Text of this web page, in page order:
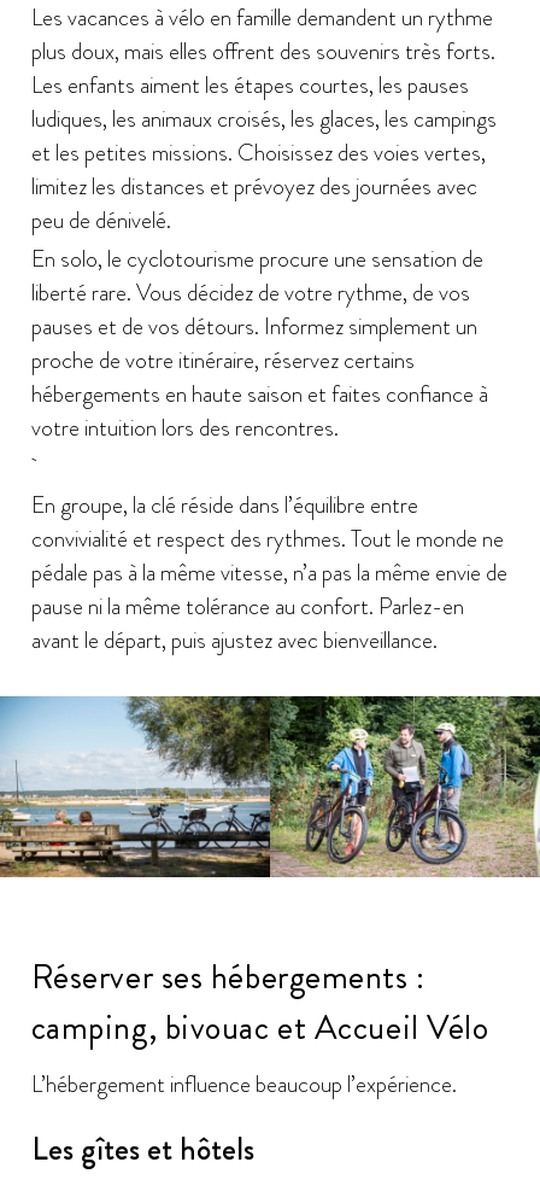
Les vacances à vélo en famille demandent un rythme
plus doux, mais elles offrent des souvenirs très forts.
Les enfants aiment les étapes courtes, les pauses
ludiques, les animaux croisés, les glaces, les campings
et les petites missions. Choisissez des voies vertes,
limitez les distances et prévoyez des journées avec
peu de dénivelé.
En solo, le cyclotourisme procure une sensation de
liberté rare. Vous décidez de votre rythme, de vos
pauses et de vos détours. Informez simplement un
proche de votre itinéraire, réservez certains
hébergements en haute saison et faites confiance à
votre intuition lors des rencontres.
En groupe, la clé réside dans l’équilibre entre
convivialité et respect des rythmes. Tout le monde ne
pédale pas à la même vitesse, n’a pas la même envie de
pause ni la même tolérance au confort. Parlez-en
avant le départ, puis ajustez avec bienveillance.
Réserver ses hébergements :
camping, bivouac et Accueil Vélo
L’hébergement influence beaucoup l’expérience.
Les gîtes et hôtels